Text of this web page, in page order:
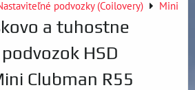
podvozky (Coilovery) Mini
a tuhostne
HSD
Clubman R55